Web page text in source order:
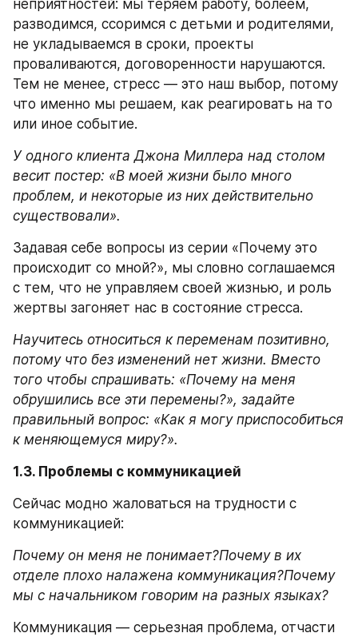
неприятностей: мы теряем работу, болеем,
разводимся, ссоримся с детьми и родителями,
не укладываемся в сроки, проекты
проваливаются, договоренности нарушаются.
Тем не менее, стресс — это наш выбор, потому
что именно мы решаем, как реагировать на то
или иное событие.
У одного клиента Джона Миллера над столом
весит постер: «В моей жизни было много
проблем, и некоторые из них действительно
существовали».
Задавая себе вопросы из серии «Почему это
происходит со мной?», мы словно соглашаемся
с тем, что не управляем своей жизнью, и роль
жертвы загоняет нас в состояние стресса.
Научитесь относиться к переменам позитивно,
потому что без изменений нет жизни. Вместо
того чтобы спрашивать: «Почему на меня
обрушились все эти перемены?», задайте
правильный вопрос: «Как я могу приспособиться
к меняющемуся миру?».
1.3. Проблемы с коммуникацией
Сейчас модно жаловаться на трудности с
коммуникацией:
Почему он меня не понимает?Почему в их
отделе плохо налажена коммуникация?Почему
мы с начальником говорим на разных языках?
Коммуникация — серьезная проблема, отчасти